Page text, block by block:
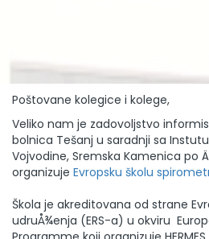
Poštovane kolegice i kolege,
Veliko nam je zadovoljstvo
bolnica Tešanj u saradnji sa
Vojvodine, Sremska Kamenica po
organizuje Evropsku školu
Škola je akreditovana od strane
udruÅ¾enja (ERS-a) u okviru